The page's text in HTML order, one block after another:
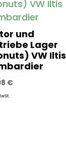
und
Lager
VW Iltis
€